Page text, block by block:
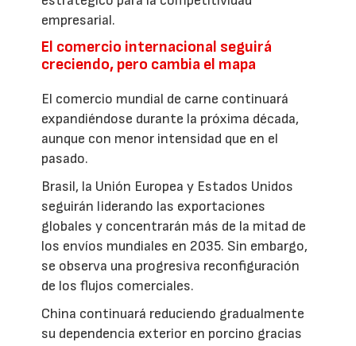
empresarial.
El comercio internacional seguirá
creciendo, pero cambia el mapa
El comercio mundial de carne continuará
expandiéndose durante la próxima década,
aunque con menor intensidad que en el
pasado.
Brasil, la Unión Europea y Estados Unidos
seguirán liderando las exportaciones
globales y concentrarán más de la mitad de
los envíos mundiales en 2035. Sin embargo,
se observa una progresiva reconfiguración
de los flujos comerciales.
China continuará reduciendo gradualmente
su dependencia exterior en porcino gracias